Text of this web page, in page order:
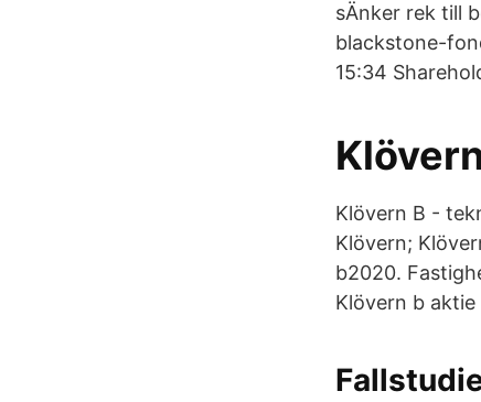
sÄnker rek till
blackstone-
15:34
Klövern B -
Klövern;
b2020.
Klövern b